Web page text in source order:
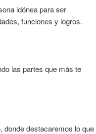
idónea para ser
funciones y logros.
las partes que más te
donde destacaremos lo que